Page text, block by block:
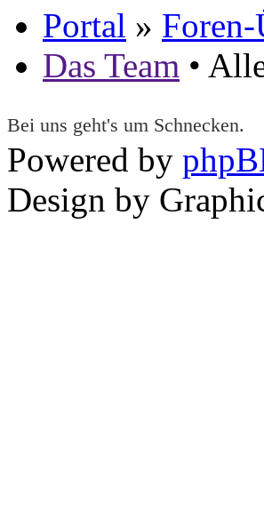
Portal »
Das Team •
Bei uns geht's um Schnecken.
Powered by
Design by